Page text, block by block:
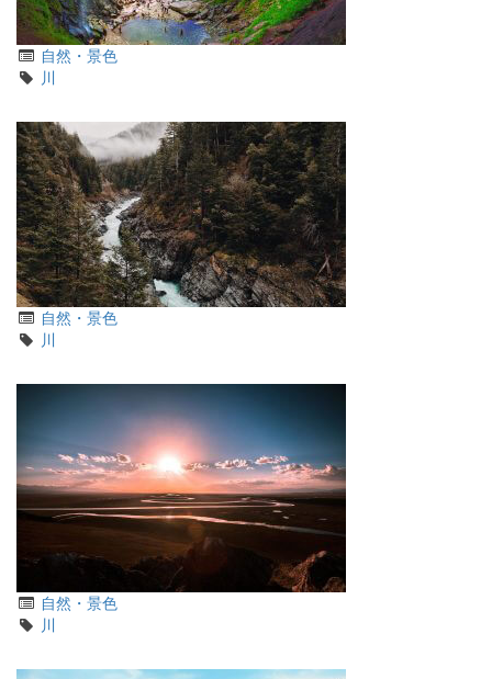
カ
テ
ゴ
自然・景色
タ 川
カ
テ
ゴ
自然・景色
タ 川
カ
テ
ゴ
自然・景色
タ 川